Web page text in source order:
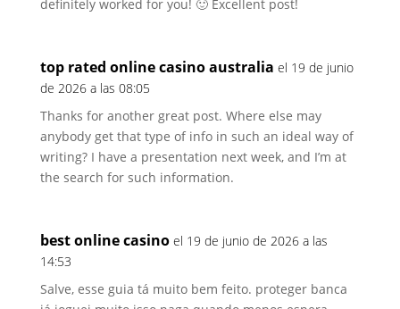
definitely worked for you! 🙂 Excellent post!
top rated online casino australia el 19 de junio
de 2026 a las 08:05
Thanks for another great post. Where else may
anybody get that type of info in such an ideal way of
writing? I have a presentation next week, and I’m at
the search for such information.
best online casino el 19 de junio de 2026 a las
14:53
Salve, esse guia tá muito bem feito. proteger banca